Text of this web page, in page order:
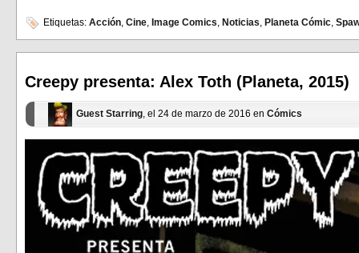
en
Facebook
(Se
abre
ventana
nueva)
en
(Se
abre
ventana
nueva)
Etiquetas: Acción, Cine, Image Comics, Noticias, Planeta Cómic,
Creepy presenta: Alex Toth (Planeta, 2015)
Guest Starring, el 24 de marzo de 2016 en Cómics